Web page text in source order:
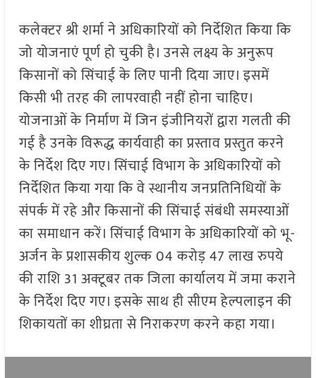
कलेक्टर श्री शर्मा ने अधिकारियों को निर्देशित किया कि
जो योजनाएं पूर्ण हो चुकी है। उनसे लक्ष्य के अनुरूप
किसानों को सिंचाई के लिए पानी दिया जाए। इसमें
किसी भी तरह की लापरवाही नहीं होना चाहिए।
योजनाओं के निर्माण में जिन इंजीनियरों द्वारा गलती की
गई है उनके विरूद्ध कार्यवाही का प्रस्ताव प्रस्तुत करने
के निर्देश दिए गए। सिंचाई विभाग के अधिकारियों को
निर्देशित किया गया कि वे स्थानीय जनप्रतिनिधियों के
संपर्क में रहे और किसानों की सिंचाई संबंधी समस्याओं
का समाधान करें। सिंचाई विभाग के अधिकारियों को भू-
अर्जन के प्रशासकीय शुल्क 04 करोड़ 47 लाख रुपये
की राशि 31 अक्टूबर तक जिला कार्यालय में जमा कराने
के निर्देश दिए गए। इसके साथ ही सीएम हेल्पलाइन की
शिकायतों का शीघ्रता से निराकरण करने कहा गया।